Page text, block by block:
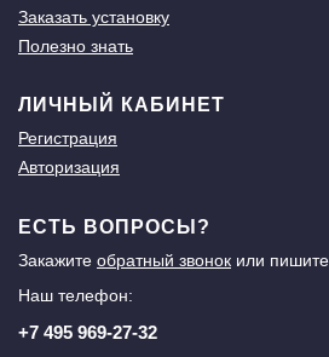
Заказать установку
Полезно знать
ЛИЧНЫЙ КАБИНЕТ
Регистрация
Авторизация
ЕСТЬ ВОПРОСЫ?
Закажите обратный звонок или
Наш телефон:
+7 495 969-27-32